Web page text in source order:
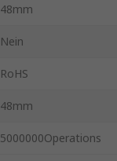
48mm
Nein
RoHS
48mm
5000000Operations